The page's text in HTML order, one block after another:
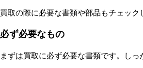
買取の際に必要な書類や部品もチェック
必ず必要なもの
まずは買取に必ず必要な書類です。し